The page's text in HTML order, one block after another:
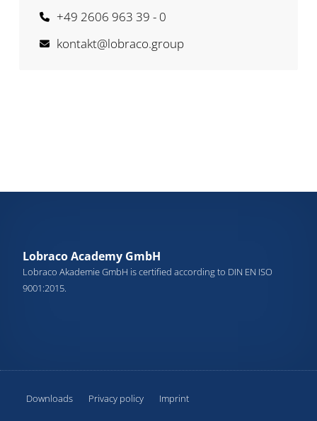
+49 2606 963 39 - 0
kontakt@lobraco.group
Lobraco Academy GmbH
Lobraco Akademie GmbH is certified according to DIN EN ISO
9001:2015.
Downloads Privacy policy Imprint